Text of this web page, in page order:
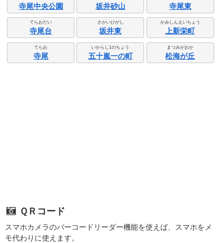
寺尾中央公園 坂井砂山 寺尾東
てらおだい
寺尾台
さかいひがし
坂井東
かみしんえいちょう
上新栄町
てらお
寺尾
いからし1のちょう
五十嵐一の町
まつみがおか
松海が丘
ＱＲコード
スマホカメラのバーコードリーダー機能を使えば、スマホをメ
モ代わりに使えます。